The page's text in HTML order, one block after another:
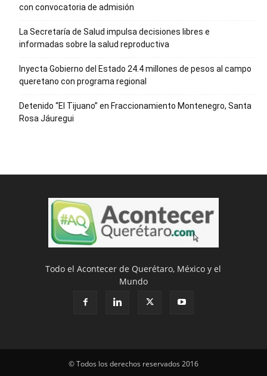
con convocatoria de admisión
La Secretaría de Salud impulsa decisiones libres e
informadas sobre la salud reproductiva
Inyecta Gobierno del Estado 24.4 millones de pesos al campo
queretano con programa regional
Detenido “El Tijuano” en Fraccionamiento Montenegro, Santa
Rosa Jáuregui
Todo el Acontecer de Querétaro, México y el
Mundo
© Todos los derechos reservados 2016